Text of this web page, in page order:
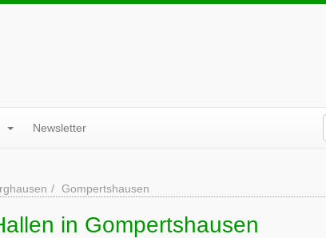
Newsletter
Gompertshausen
in Gompertshausen